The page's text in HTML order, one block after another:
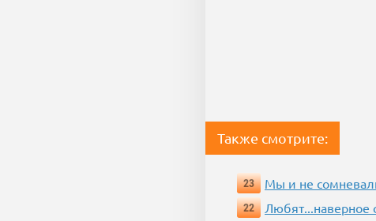
Также смотрите:
23 Мы и не
22